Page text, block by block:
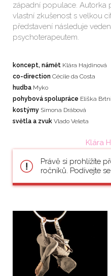
západní populace. Autorka
vlastní zkušenost s velkou
představení následuje
psychoterapeutem.
koncept, námět Klára Hajdinová
co-direction Cécile da Costa
hudba Myko
pohybová spolupráce Eliška
kostýmy Simona Drábová
světla a zvuk Vlado Veleta
Klára
Právě si prohlížíte
ročníků. Podívejte